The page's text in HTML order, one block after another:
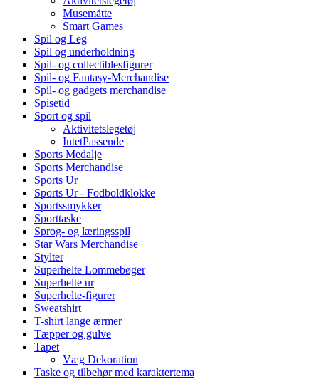
Musemåtte
Smart Games
Spil og Leg
Spil og underholdning
Spil- og collectiblesfigurer
Spil- og Fantasy-Merchandise
Spil- og gadgets merchandise
Spisetid
Sport og spil
Aktivitetslegetøj
IntetPassende
Sports Medalje
Sports Merchandise
Sports Ur
Sports Ur - Fodboldklokke
Sportssmykker
Sporttaske
Sprog- og læringsspil
Star Wars Merchandise
Stylter
Superhelte Lommebøger
Superhelte ur
Superhelte-figurer
Sweatshirt
T-shirt lange ærmer
Tæpper og gulve
Tapet
Væg Dekoration
Taske og tilbehør med karaktertema